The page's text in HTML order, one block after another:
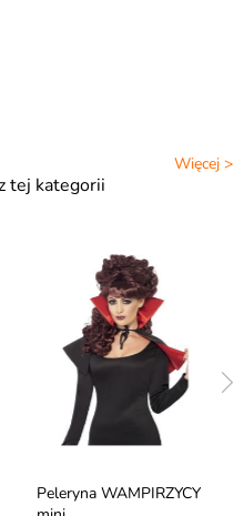
Więcej >
tej kategorii
Peleryna WAMPIRZYCY